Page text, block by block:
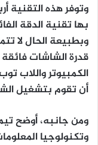
وتوفر هذه التقنية
وبطبيعة الحال لا
قدرة الشاشات
الكمبيوتر واللاب
أن تقوم بتشغيل
ومن جانبه، أوضح تيم